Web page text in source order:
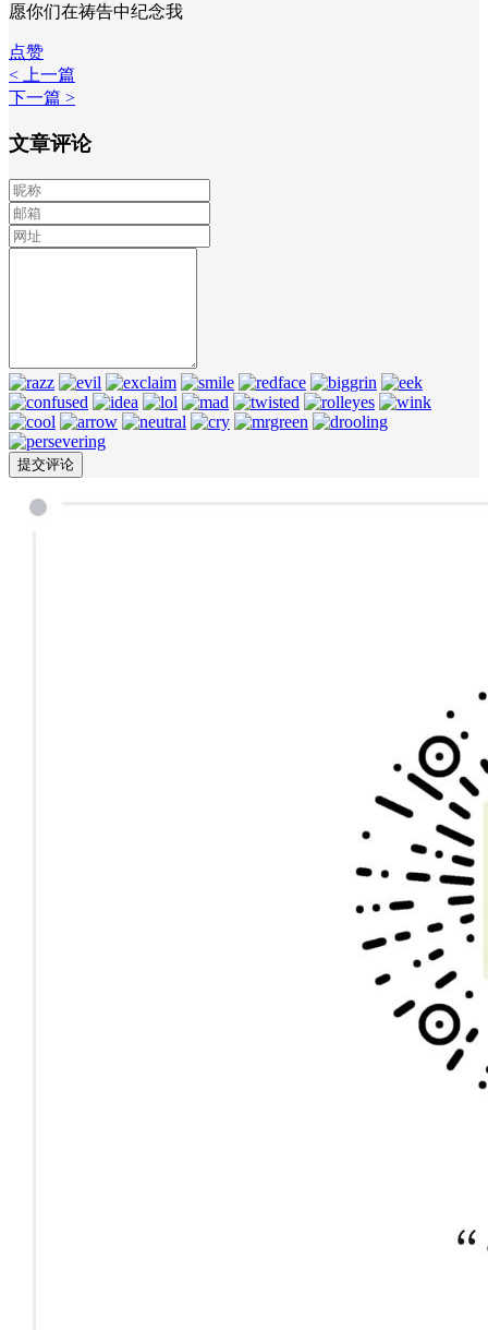
愿你们在祷告中纪念我
点赞
< 上一篇
下一篇 >
文章评论